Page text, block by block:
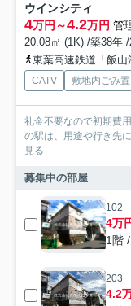
ウインシティ
4万円～4.2万円 管
20.08㎡ (1K) /築38年 /
東葉高速鉄道「飯
CATV 敷地内ごみ
礼金不要なので初期費
の駅は、用途や行き先
見る
募集中の部屋
102
4万
1階
203
4.2